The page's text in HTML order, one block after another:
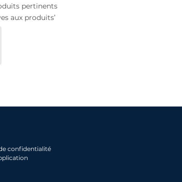
pertinents
aux produits’
confidentialité